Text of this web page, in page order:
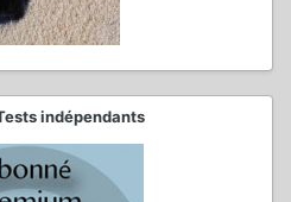
indépendants